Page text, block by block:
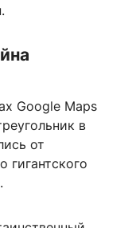
Google Maps
в
от
гигантского